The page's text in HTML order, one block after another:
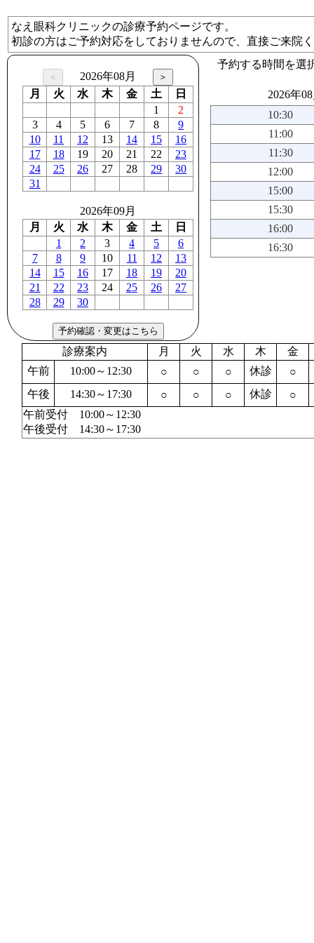
なえ眼科クリニックの診療予約ページです。
初診の方はご予約対応をしておりませんので、直接ご来院
2026年08月
月
火 水 木 金 土
日
1
2
3
4 5 6 7 8
9
10
11 12 13 14 15
16
17
18 19 20 21 22
23
24
25 26 27 28 29
30
31
2026年09月
月
火 水 木 金 土
日
1
2 3 4 5
6
7
8 9 10 11 12
13
14
15 16 17 18 19
20
21
22 23 24 25 26
27
28
29 30
予約する時間を選
2026年
10:30
11:00
11:30
12:00
15:00
15:30
16:00
16:30
診療案内 月 火 水 木
金
午前
10:00～12:30 ○ ○ ○ 休診
○
午後
14:30～17:30 ○ ○ ○ 休診
○
午前受付 10:00～12:30
午後受付 14:30～17:30